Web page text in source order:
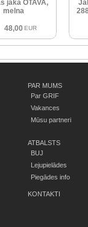
jaka OTAVA,
melna
48,00 EUR
PAR MUMS
Par GRIF
Vakances
Mūsu partneri
ATBALSTS
BUJ
Lejupielādes
Piegādes info
KONTAKTI